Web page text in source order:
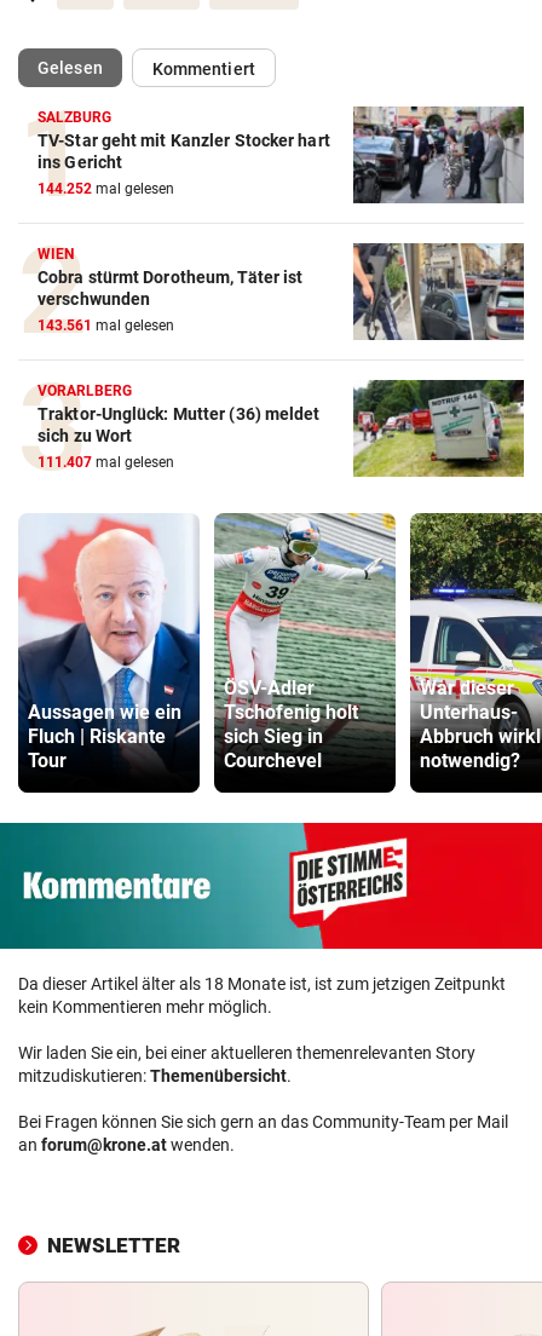
Gelesen(ausgewählt)Kommentiert
SALZBURG
TV-Star geht mit Kanzler Stocker hart
ins Gericht
144.252 mal gelesen
WIEN
Cobra stürmt Dorotheum, Täter ist
verschwunden
143.561 mal gelesen
VORARLBERG
Traktor-Unglück: Mutter (36) meldet
sich zu Wort
111.407 mal gelesen
Aussagen wie ein
Fluch | Riskante
Tour
ÖSV-Adler
Tschofenig holt
sich Sieg in
Courchevel
War dieser
Unterhaus-
Abbruch
notwendig?
Da dieser Artikel älter als 18 Monate ist, ist zum jetzigen Zeitpunkt
kein Kommentieren mehr möglich.
Wir laden Sie ein, bei einer aktuelleren themenrelevanten Story
mitzudiskutieren:Themenübersicht.
Bei Fragen können Sie sich gern an das Community-Team per Mail
an forum@krone.atwenden.
NEWSLETTER